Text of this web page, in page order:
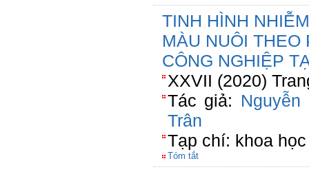
TINH HÌNH
MÀU NUÔI
CÔNG NGHIỆP
XXVII (2020)
Tác giả:
Trân
Tạp chí: khoa
Tóm tắt